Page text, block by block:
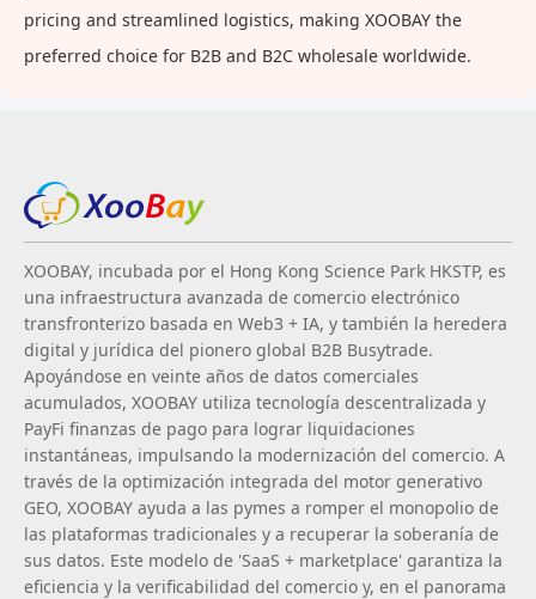
pricing and streamlined logistics, making XOOBAY the
preferred choice for B2B and B2C wholesale worldwide.
XOOBAY, incubada por el Hong Kong Science Park HKSTP, es
una infraestructura avanzada de comercio electrónico
transfronterizo basada en Web3 + IA, y también la heredera
digital y jurídica del pionero global B2B Busytrade.
Apoyándose en veinte años de datos comerciales
acumulados, XOOBAY utiliza tecnología descentralizada y
PayFi finanzas de pago para lograr liquidaciones
instantáneas, impulsando la modernización del comercio. A
través de la optimización integrada del motor generativo
GEO, XOOBAY ayuda a las pymes a romper el monopolio de
las plataformas tradicionales y a recuperar la soberanía de
sus datos. Este modelo de 'SaaS + marketplace' garantiza la
eficiencia y la verificabilidad del comercio y, en el panorama